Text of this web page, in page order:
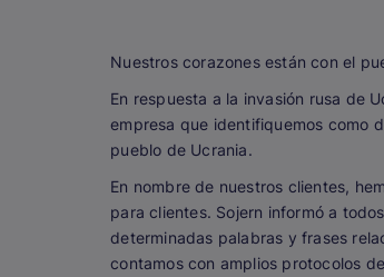
Nuestros corazones están con el
En respuesta a la invasión rusa de
empresa que identifiquemos como
pueblo de Ucrania.
En nombre de nuestros clientes,
para clientes. Sojern informó a
determinadas palabras y frases
contamos con amplios protocolos